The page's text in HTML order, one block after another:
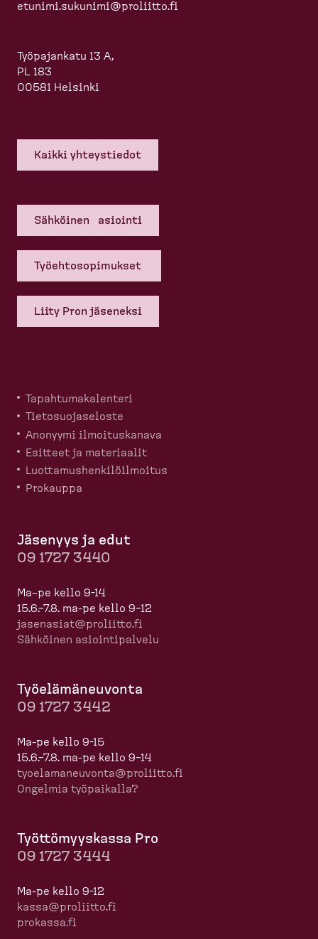
etunimi.sukunimi@proliitto.fi
Työpajankatu 13 A,
PL 183
00581 Helsinki
Kaikki yhteys­tiedot
Sähköinen asiointi
Työehto­so­pi­mukset
Liity Pron jäseneksi
Tapahtu­ma­ka­lenteri
Tietosuo­ja­seloste
Anonyymi ilmoitus­kanava
Esitteet ja materiaalit
Luotta­mus­hen­ki­löil­moitus
Prokauppa
Jäsenyys ja edut
09 1727 3440
Ma–pe kello 9-14
15.6.–7.8. ma-pe kello 9–12
jasenasiat@proliitto.fi
Sähköinen asioin­ti­palvelu
Työelä­mä­neuvonta
09 1727 3442
Ma-pe kello 9-15
15.6.–7.8. ma-pe kello 9–14
tyoela­ma­neuvonta@proliitto.fi
Ongelmia työpaikalla?
Työttö­myyskassa Pro
09 1727 3444
Ma-pe kello 9-12
kassa@proliitto.fi
prokassa.fi